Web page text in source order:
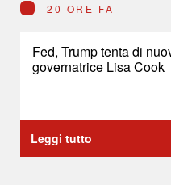
20 ORE FA
Fed, Trump tenta di
governatrice Lisa Cook
Leggi tutto